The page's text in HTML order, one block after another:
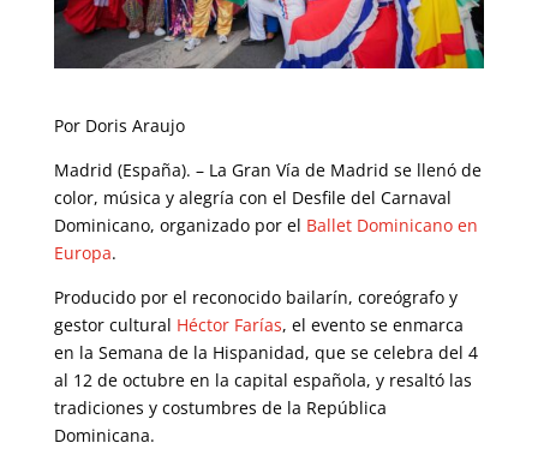
Por Doris Araujo
Madrid (España). – La Gran Vía de Madrid se llenó de
color, música y alegría con el Desfile del Carnaval
Dominicano, organizado por el Ballet Dominicano en
Europa.
Producido por el reconocido bailarín, coreógrafo y
gestor cultural Héctor Farías, el evento se enmarca
en la Semana de la Hispanidad, que se celebra del 4
al 12 de octubre en la capital española, y resaltó las
tradiciones y costumbres de la República
Dominicana.